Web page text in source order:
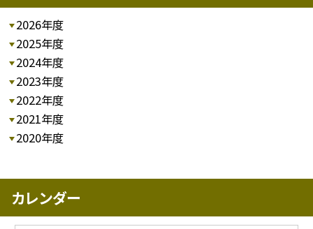
2026年度
2025年度
2024年度
2023年度
2022年度
2021年度
2020年度
カレンダー